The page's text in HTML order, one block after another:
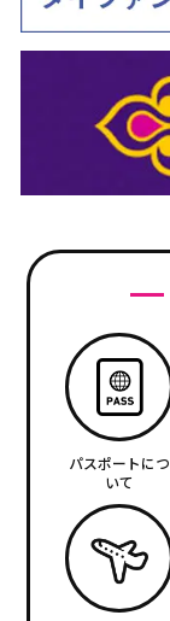
パスポートにつ
いて